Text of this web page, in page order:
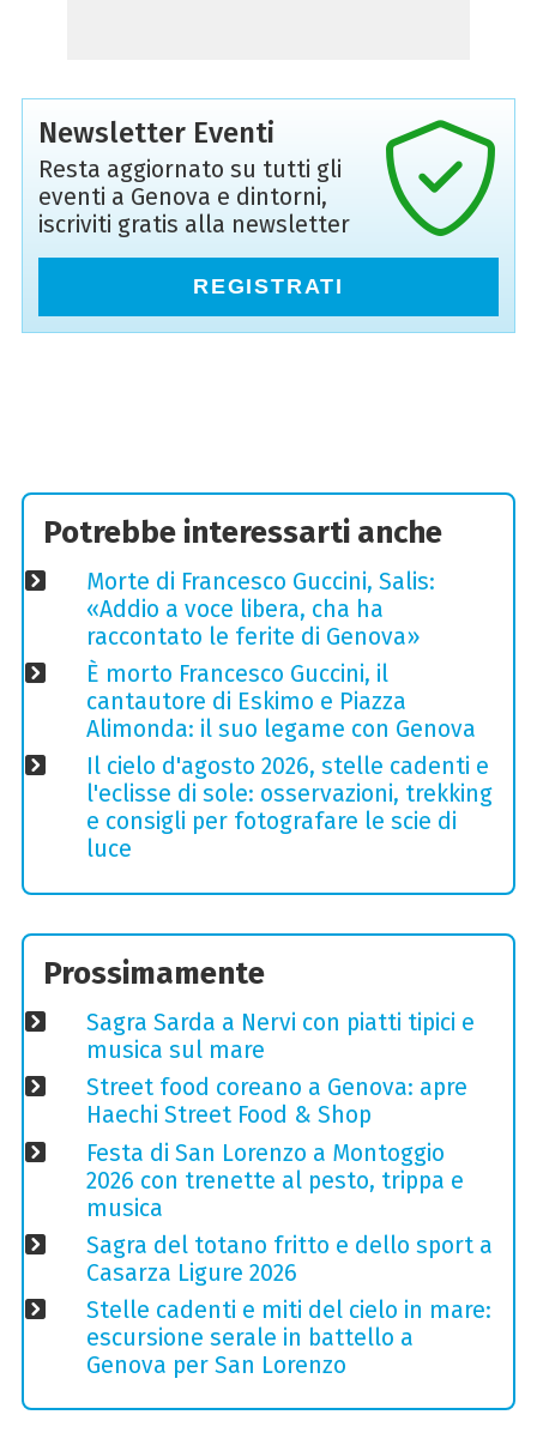
Newsletter Eventi
Resta aggiornato su tutti gli
eventi a Genova e dintorni,
iscriviti gratis alla newsletter
REGISTRATI
Potrebbe interessarti anche
Morte di Francesco Guccini, Salis:
«Addio a voce libera, cha ha
raccontato le ferite di Genova»
È morto Francesco Guccini, il
cantautore di Eskimo e Piazza
Alimonda: il suo legame con Genova
Il cielo d'agosto 2026, stelle cadenti e
l'eclisse di sole: osservazioni, trekking
e consigli per fotografare le scie di
luce
Prossimamente
Sagra Sarda a Nervi con piatti tipici e
musica sul mare
Street food coreano a Genova: apre
Haechi Street Food & Shop
Festa di San Lorenzo a Montoggio
2026 con trenette al pesto, trippa e
musica
Sagra del totano fritto e dello sport a
Casarza Ligure 2026
Stelle cadenti e miti del cielo in mare:
escursione serale in battello a
Genova per San Lorenzo